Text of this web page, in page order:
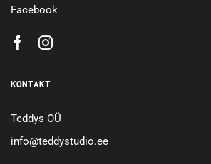
Facebook
KONTAKT
Teddys OÜ
info@teddystudio.ee